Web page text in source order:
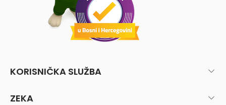
KORISNIČKA SLUŽBA
ZEKA